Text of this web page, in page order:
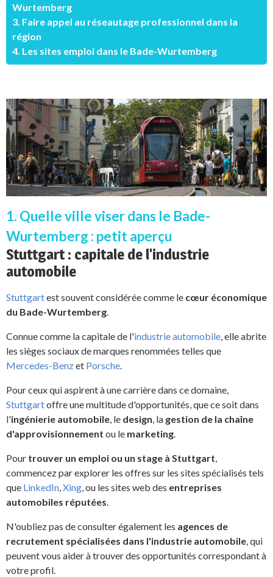
Wurtemberg
3. Faire appel au réseautage professionnel dans la
région
4. Les sites emploi dans le Bade-Wurtemberg
1. Quelle ville viser dans le Bade-
Wurtemberg : petit aperçu
Stuttgart : capitale de l'industrie
automobile
Stuttgartest souvent considérée comme le cœur économique
du Bade-Wurtemberg.
Connue comme la capitale de l'industrie automobile, elle abrite
les sièges sociaux de marques renommées telles que
Mercedes-Benzet Porsche.
Pour ceux qui aspirent à une carrière dans ce domaine,
Stuttgartoffre une multitude d'opportunités, que ce soit dans
l'ingénierie automobile, le design, la gestion de la chaîne
d'approvisionnement ou le marketing.
Pour trouver un emploi ou un stage à Stuttgart,
commencez par explorer les offres sur les sites spécialisés tels
que LinkedIn,Xing, ou les sites web des entreprises
automobiles réputées.
N'oubliez pas de consulter également les agences de
recrutement spécialisées dans l'industrie automobile, qui
peuvent vous aider à trouver des opportunités correspondant à
votre profil.